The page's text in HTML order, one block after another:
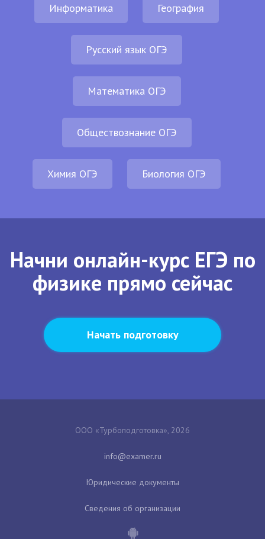
Информатика География
Русский язык ОГЭ
Математика ОГЭ
Обществознание ОГЭ
Химия ОГЭ Биология ОГЭ
Начни онлайн-курс ЕГЭ по
физике прямо сейчас
Начать подготовку
ООО «Турбоподготовка», 2026
Юридические документы
Сведения об организации